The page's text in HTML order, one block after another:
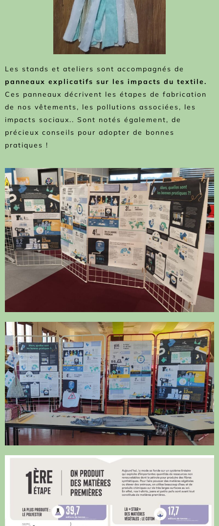
Les stands et ateliers sont accompagnés de
panneaux explicatifs sur les impacts du textile.
Ces panneaux décrivent les étapes de fabrication
de nos vêtements, les pollutions associées, les
impacts sociaux.. Sont notés également, de
précieux conseils pour adopter de bonnes
pratiques !